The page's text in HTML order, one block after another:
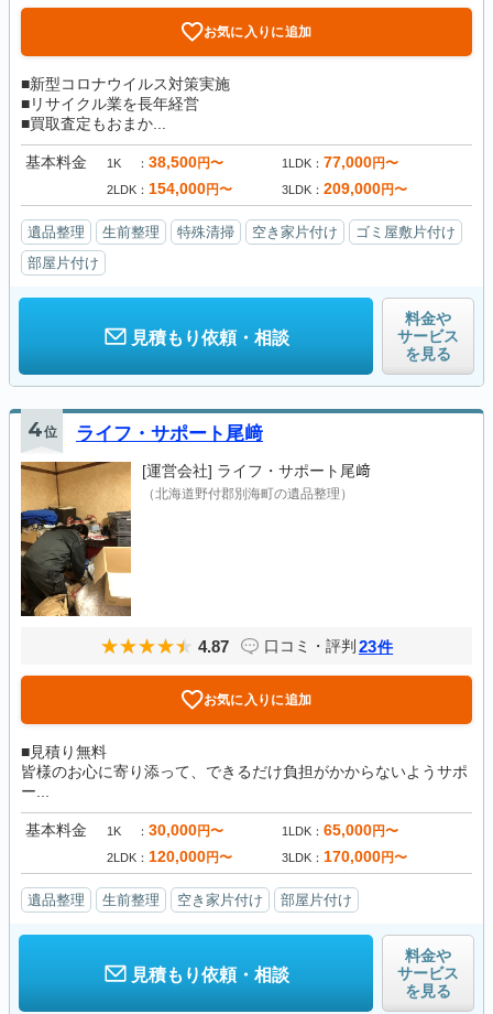
お気に入りに追加
■新型コロナウイルス対策実施
■リサイクル業を長年経営
■買取査定もおまか...
基本料金 1K 38,500円〜 1LDK 77,000円〜
2LDK 154,000円〜 3LDK 209,000円〜
遺品整理 生前整理 特殊清掃 空き家片付け
ゴミ屋敷片付け
部屋片付け
見積もり依頼・相談
料金や
サービス
を見る
4位 ライフ・サポート尾﨑
[運営会社] ライフ・サポート尾﨑
（北海道野付郡別海町の遺品整理）
4.87 口コミ・評判 23件
お気に入りに追加
■見積り無料
皆様のお心に寄り添って、できるだけ負担がかからないようサポ
ー...
基本料金 1K 30,000円〜 1LDK 65,000円〜
2LDK 120,000円〜 3LDK 170,000円〜
遺品整理 生前整理 空き家片付け 部屋片付け
見積もり依頼・相談
料金や
サービス
を見る